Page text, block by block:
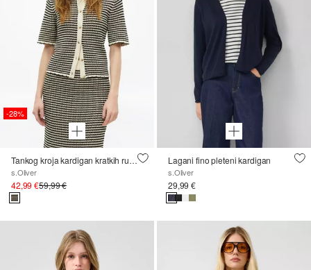
-28%
Tankog kroja kardigan kratkih rukava
s.Oliver
42,99 €59,99 €
Lagani fino pleteni kardigan
s.Oliver
29,99 €